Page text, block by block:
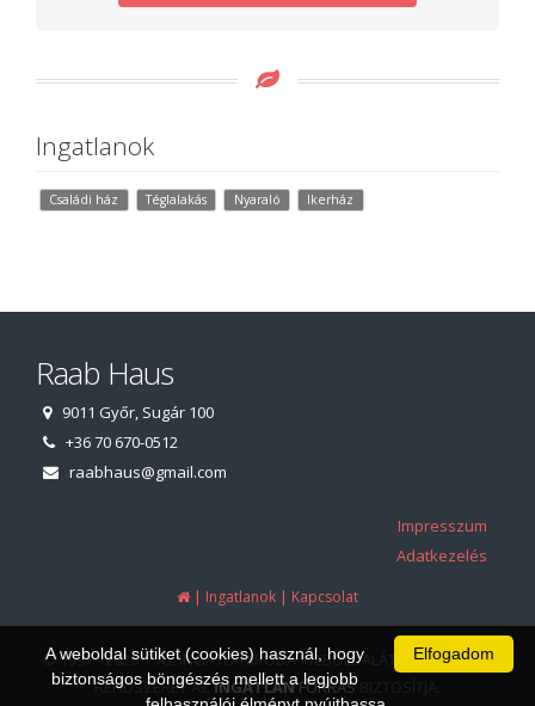
Ingatlanok
Családi ház Téglalakás Nyaraló Ikerház
Raab Haus
9011 Győr, Sugár 100
+36 70 670-0512
raabhaus@gmail.com
Impresszum
Adatkezelés
| Ingatlanok | Kapcsolat
© 1997 - 2026 AZ INGATLANIRODA WEBOLDALÁT ÉS ÜGYVITELI
RENDSZERÉT AZINGATLANFORRÁSBIZTOSÍTJA.
Elfogadom
A weboldal sütiket (cookies) használ, hogy
biztonságos böngészés mellett a legjobb